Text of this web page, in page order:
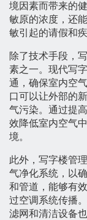
境因素而带来的
敏原的浓度，还
敏引起的请假和疾
除了技术手段，
素之一。现代写
通，确保室内空
口可以让外部的
气污染。通过提
效降低室内空气
境。
此外，写字楼管
气净化系统，以
和管道，能够有
过空调系统传播
滤网和清洁设备